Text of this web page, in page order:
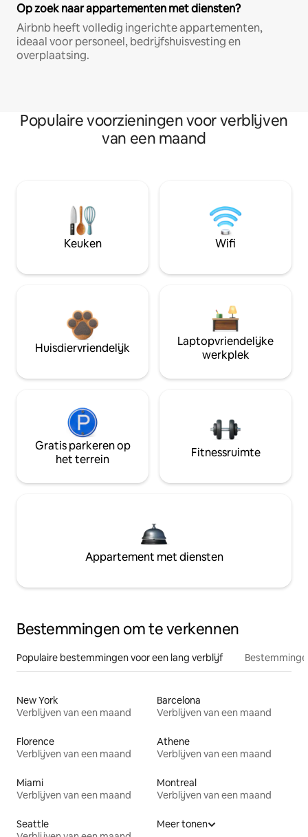
Op zoek naar appartementen met diensten?
Airbnb heeft volledig ingerichte appartementen,
ideaal voor personeel, bedrijfshuisvesting en
overplaatsing.
Populaire voorzieningen voor verblijven
van een maand
Keuken Wifi
Huisdiervriendelijk
Laptopvriendelijke
werkplek
Gratis parkeren op
het terrein
Fitnessruimte
Appartement met diensten
Bestemmingen om te verkennen
Populaire bestemmingen voor een lang verblijf
New York
Verblijven van een maand
Barcelona
Verblijven van een maand
Florence
Verblijven van een maand
Athene
Verblijven van een maand
Miami
Verblijven van een maand
Montreal
Verblijven van een maand
Seattle
Meer tonen